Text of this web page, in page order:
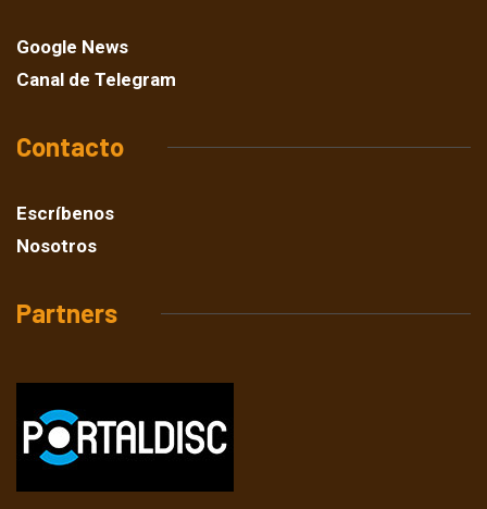
Google News
Canal de Telegram
Contacto
Escríbenos
Nosotros
Partners